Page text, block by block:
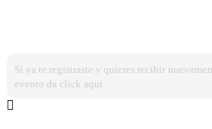
Si ya te registraste y quieres recibir
evento da click aqui.